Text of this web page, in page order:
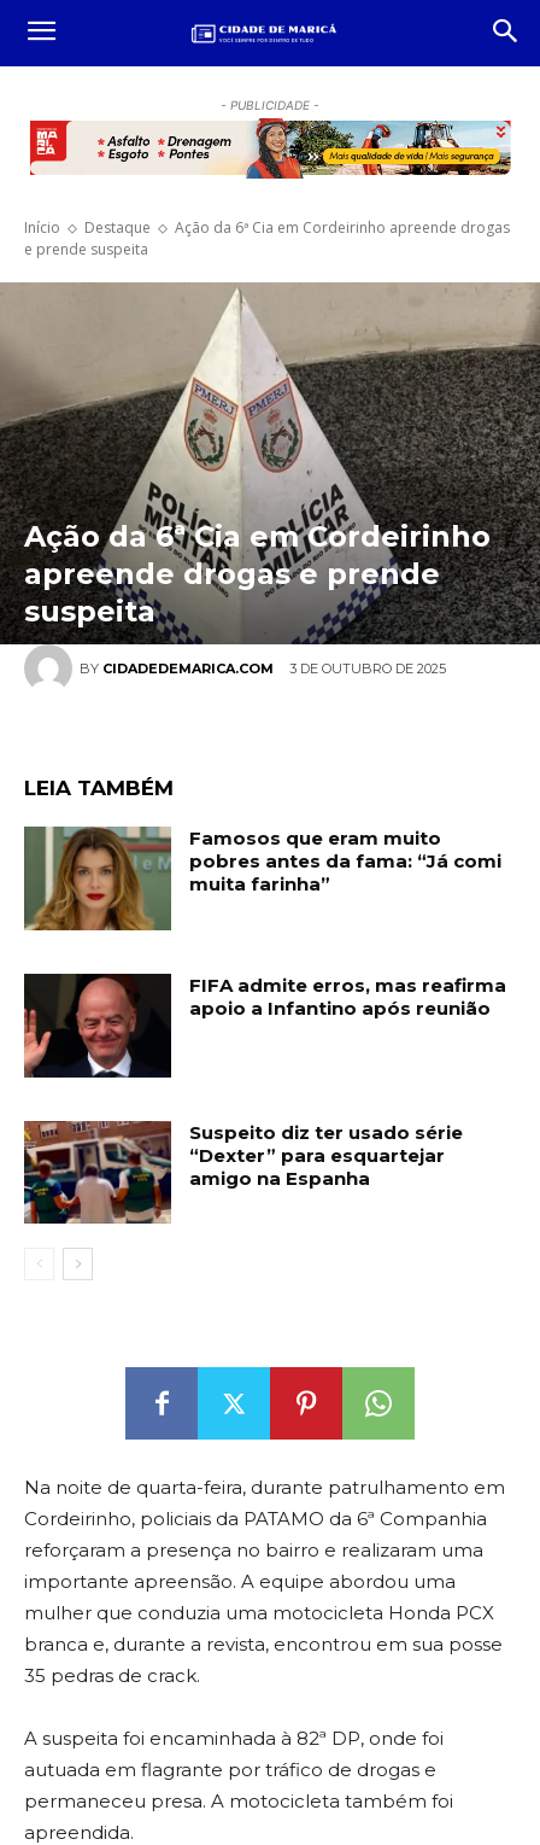
- PUBLICIDADE -
Início Destaque
Ação da 6ª Cia em Cordeirinho apreende drogas
e prende suspeita
BY CIDADEDEMARICA.COM 3 DE OUTUBRO DE 2025
Ação da 6ª Cia em Cordeirinho
apreende drogas e prende
suspeita
LEIA TAMBÉM
Famosos que eram muito
pobres antes da fama: “Já comi
muita farinha”
FIFA admite erros, mas reafirma
apoio a Infantino após reunião
Suspeito diz ter usado série
“Dexter” para esquartejar
amigo na Espanha
Na noite de quarta-feira, durante patrulhamento em
Cordeirinho, policiais da PATAMO da 6ª Companhia
reforçaram a presença no bairro e realizaram uma
importante apreensão. A equipe abordou uma
mulher que conduzia uma motocicleta Honda PCX
branca e, durante a revista, encontrou em sua posse
35 pedras de crack.
A suspeita foi encaminhada à 82ª DP, onde foi
autuada em flagrante por tráfico de drogas e
permaneceu presa. A motocicleta também foi
apreendida.